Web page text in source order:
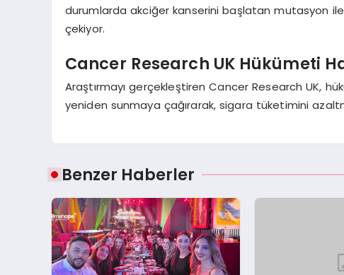
durumlarda akciğer kanserini başlatan mutasyon ile
çekiyor.
Cancer Research UK Hükümeti
Araştırmayı gerçekleştiren Cancer Research UK,
yeniden sunmaya çağırarak, sigara tüketimini
Benzer Haberler